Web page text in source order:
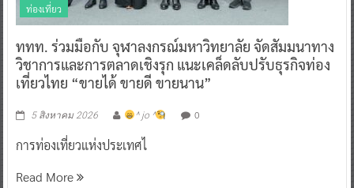
ท่องเที่ยว
ททท. ร่วมมือกับ จุฬาลงกรณ์มหาวิทยาลัย จัดสัมมนาทาง
วิชาการและการตลาดเชิงรุก แนะเคล็ดลับปรับธุรกิจท่อง
เที่ยวไทย “ขายได้ ขายดี ขายนาน”
5 สิงหาคม 2026 ^ jo ^ 0
การท่องเที่ยวแห่งประเทศไ
Read More